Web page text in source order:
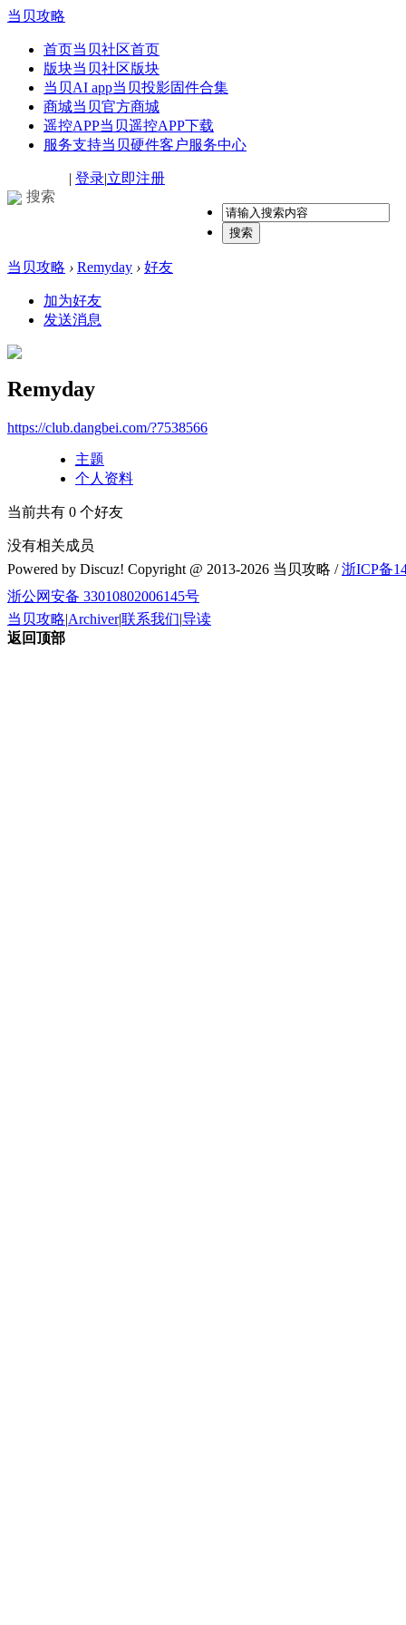
当贝攻略
首页当贝社区首页
版块当贝社区版块
当贝AI app当贝投影固件合集
商城当贝官方商城
遥控APP当贝遥控APP下载
服务支持当贝硬件客户服务中心
搜索
| 登录|立即注册
搜索
当贝攻略 › Remyday › 好友
加为好友
发送消息
Remyday
https://club.dangbei.com/?7538566
主题
个人资料
当前共有 0 个好友
没有相关成员
Powered by Discuz! Copyright @ 2013-2026 当贝攻略 /浙ICP备
浙公网安备 33010802006145号
当贝攻略|Archiver|联系我们|导读
返回顶部